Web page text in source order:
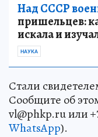
Над СССР
пришельцев:
искала и
НАУКА
Стали
Сообщите об
vl@phkp.ru или
WhatsApp).